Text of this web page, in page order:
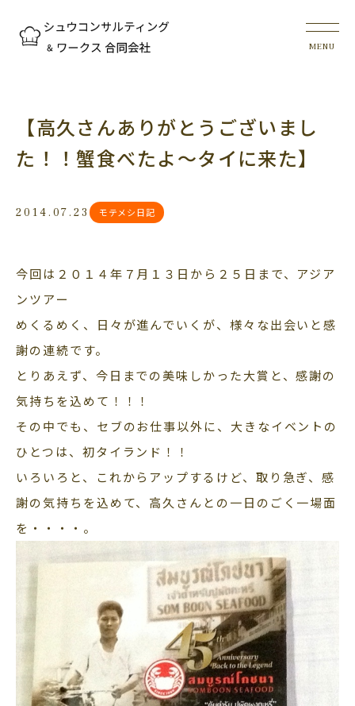
【高久さんありがとうございまし
た！！蟹食べたよ～タイに来た】
2014.07.23 モテメシ日記
今回は２０１４年７月１３日から２５日まで、アジア
ンツアー
めくるめく、日々が進んでいくが、様々な出会いと感
謝の連続です。
とりあえず、今日までの美味しかった大賞と、感謝の
気持ちを込めて！！！
その中でも、セブのお仕事以外に、大きなイベントの
ひとつは、初タイランド！！
いろいろと、これからアップするけど、取り急ぎ、感
謝の気持ちを込めて、高久さんとの一日のごく一場面
を・・・・。